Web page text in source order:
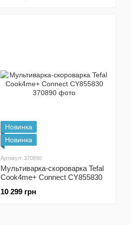
Новинка
Новинка
Артикул: 370890
Мультиварка-скороварка Tefal
Cook4me+ Connect CY855830
10 299 грн